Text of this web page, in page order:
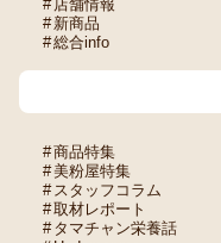
店舗情報
新商品
総合info
商品特集
美粉屋特集
スタッフコラム
取材レポート
タマチャン栄養話